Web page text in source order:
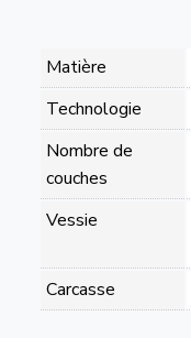
Matière
Technologie
Nombre de
couches
Vessie
Carcasse